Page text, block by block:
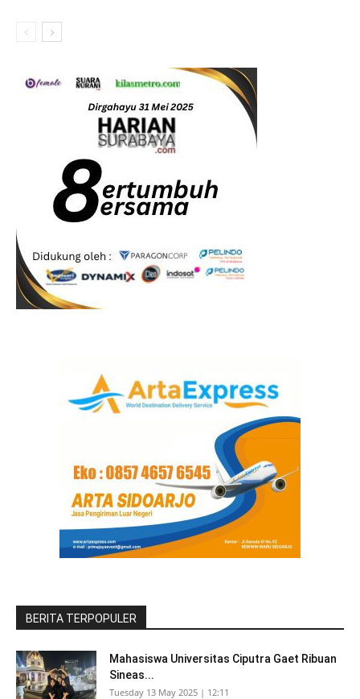
BERITA TERPOPULER
Mahasiswa Universitas Ciputra Gaet Ribuan
Sineas...
Tuesday 13 May 2025 | 12:11